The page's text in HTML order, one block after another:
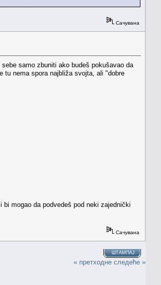
Сачувана
samo zbuniti ako budeš pokušavao da
tu nema spora najbliža svojta, ali "dobre
mogao da podvedeš pod neki zajednički
Сачувана
ШТАМПАЈ
« претходне следеће »